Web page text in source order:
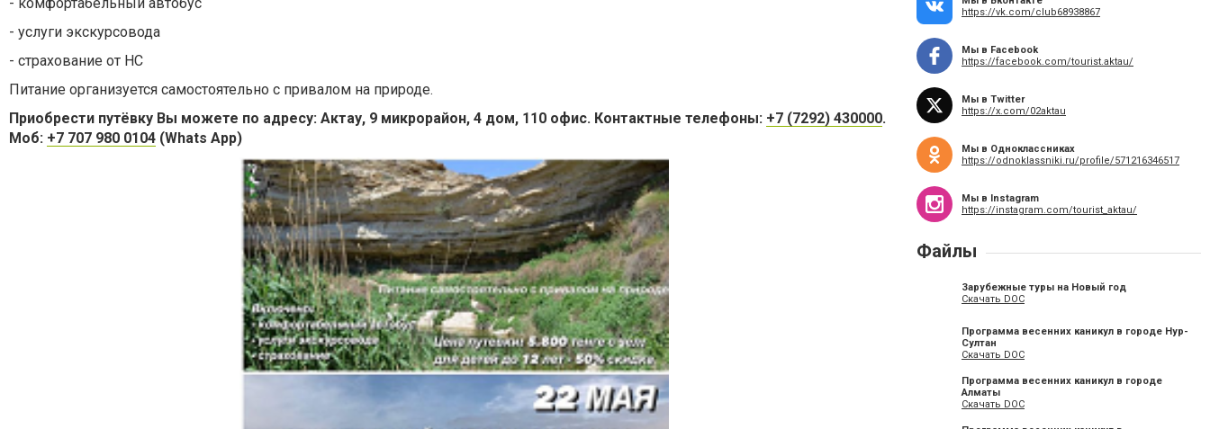
- комфортабельный автобус
- услуги экскурсовода
- страхование от НС
Питание организуется самостоятельно с привалом на природе.
Приобрести путёвку Вы можете по адресу: Актау, 9 микрорайон, 4 дом, 110 офис. Контактные телефоны: +7 (7292) 430000.
Моб: +7 707 980 0104 (Whats App)
Мы в Вконтакте
https://vk.com/club68938867
Мы в Facebook
https://facebook.com/tourist.aktau/
Мы в Twitter
https://x.com/02aktau
Мы в Одноклассниках
https://odnoklassniki.ru/profile/571216346517
Мы в Instagram
https://instagram.com/tourist_aktau/
Файлы
Зарубежные туры на Новый год
Скачать DOC
Программа весенних каникул в городе Нур-
Султан
Скачать DOC
Программа весенних каникул в городе
Алматы
Скачать DOC